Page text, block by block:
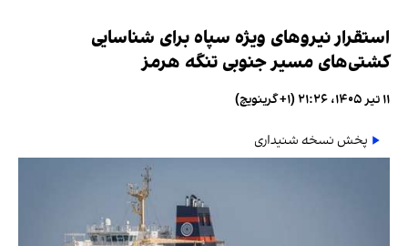
استقرار نیروهای ویژه سپاه برای شناسایی
کشتی‌های مسیر جنوبی تنگه هرمز
۱۱ تیر ۱۴۰۵، ۲۱:۲۶ (‎+۱ گرینویچ)
پخش نسخه شنیداری